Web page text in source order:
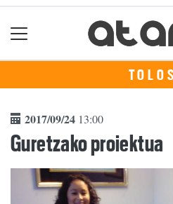
2017/09/24 13:00
Guretzako proiektua